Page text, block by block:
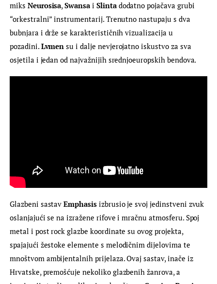
miks Neurosisa, Swansa i Slinta dodatno pojačava grubi
“orkestralni” instrumentarij. Trenutno nastupaju s dva
bubnjara i drže se karakterističnih vizualizacija u
pozadini. Lvmen su i dalje nevjerojatno iskustvo za sva
osjetila i jedan od najvažnijih srednjoeuropskih bendova.
Glazbeni sastav Emphasis izbrusio je svoj jedinstveni zvuk
oslanjajući se na izražene rifove i mračnu atmosferu. Spoj
metal i post rock glazbe koordinate su ovog projekta,
spajajući žestoke elemente s melodičnim dijelovima te
mnoštvom ambijentalnih prijelaza. Ovaj sastav, inače iz
Hrvatske, premošćuje nekoliko glazbenih žanrova, a